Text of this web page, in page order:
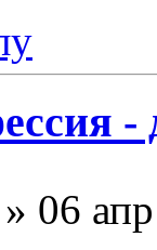
-
» 06